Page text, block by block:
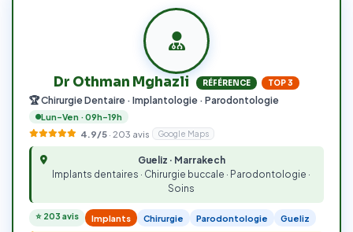
Dr Othman Mghazli RÉFÉRENCE TOP 3
🏆 Chirurgie Dentaire · Implantologie · Parodontologie
Lun–Ven · 09h–19h
4.9/5 · 203 avis Google Maps
Gueliz · Marrakech
Implants dentaires · Chirurgie buccale · Parodontologie ·
Soins
⭐ 203 avis Implants Chirurgie Parodontologie Gueliz